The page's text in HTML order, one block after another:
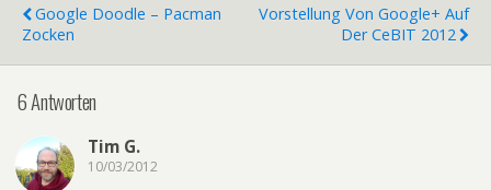
Google Doodle – Pacman
Zocken
Vorstellung Von Google+ Auf
Der CeBIT 2012
6 Antworten
Tim G.
10/03/2012